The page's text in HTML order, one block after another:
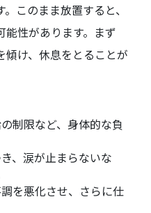
このまま放置すると、
性があります。まず
傾け、休息をとることが
制限など、身体的な負
、涙が止まらないな
を悪化させ、さらに仕